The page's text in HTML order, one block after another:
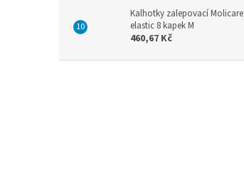
Kalhotky zalepovací Molicare
elastic 8 kapek M
460,67 Kč